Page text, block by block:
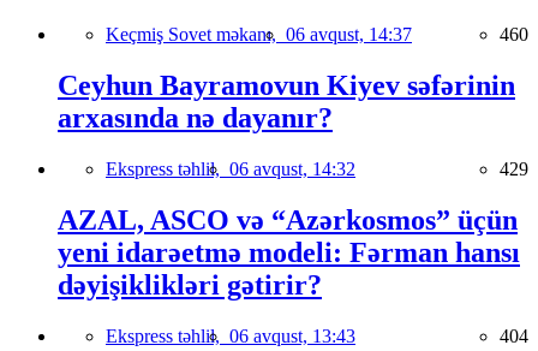
Keçmiş Sovet məkanı, 06 avqust, 14:37 460
Ceyhun Bayramovun Kiyev səfərinin
arxasında nə dayanır?
Ekspress təhlil, 06 avqust, 14:32 429
AZAL, ASCO və “Azərkosmos” üçün
yeni idarəetmə modeli: Fərman hansı
dəyişiklikləri gətirir?
Ekspress təhlil, 06 avqust, 13:43 404